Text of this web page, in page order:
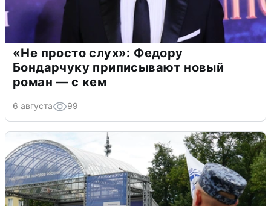
«Не просто слух»: Федору
Бондарчуку приписывают новый
роман — с кем
6 августа 99